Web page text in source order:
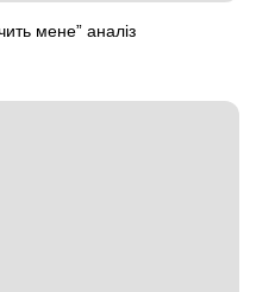
мене” аналіз